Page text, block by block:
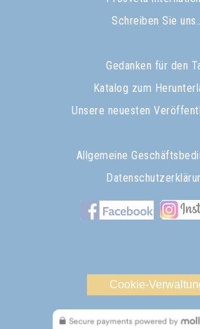
Schreiben Sie
Gedanken für den
Katalog zum
Unsere neuesten
Allgemeine
Cookie-